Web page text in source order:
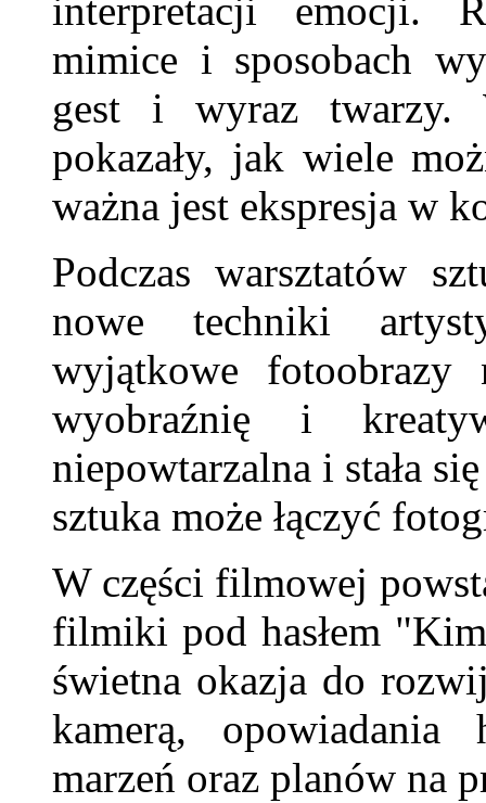
interpretacji emocji.
mimice i sposobach
gest i wyraz twarzy.
pokazały, jak wiele
ważna jest ekspresja w
Podczas warsztatów
nowe techniki
wyjątkowe fotoobrazy
wyobraźnię i
niepowtarzalna i stała
sztuka może łączyć
W części filmowej
filmiki pod hasłem
świetna okazja do
kamerą,
marzeń oraz planów na